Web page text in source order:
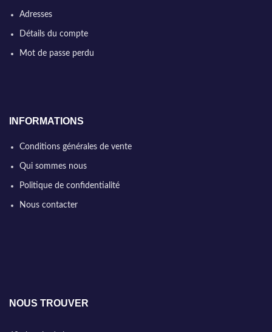
Adresses
Détails du compte
Mot de passe perdu
INFORMATIONS
Conditions générales de vente
Qui sommes nous
Politique de confidentialité
Nous contacter
NOUS TROUVER